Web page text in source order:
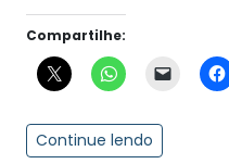
Compartilhe:
Continue lendo